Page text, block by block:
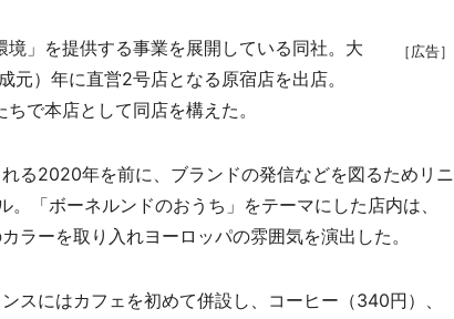
［広告］
」を提供する事業を展開している同社。大
）年に直営2号店となる原宿店を出店。
で本店として同店を構えた。
る2020年を前に、ブランドの発信などを図るためリニ
「ボーネルンドのおうち」をテーマにした店内は、
ラーを取り入れヨーロッパの雰囲気を演出した。
にはカフェを初めて併設し、コーヒー（340円）、